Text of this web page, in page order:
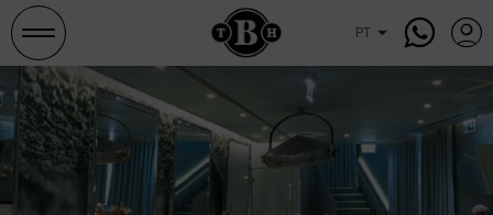
e
ocupações